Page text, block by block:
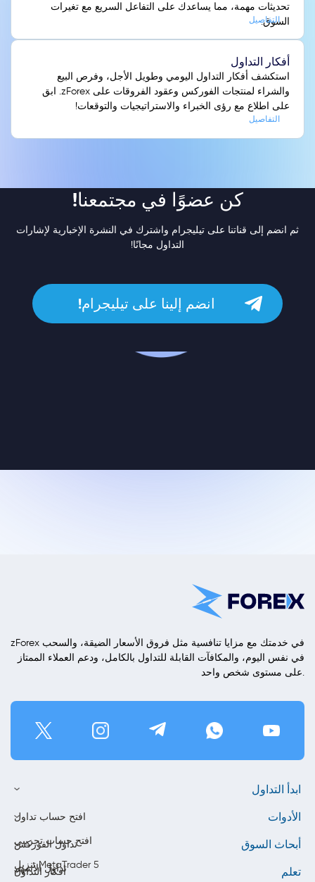
تحديثات مهمة، مما يساعدك على التفاعل السريع مع تغيرات
السوق.
التفاصيل
أفكار التداول
استكشف أفكار التداول اليومي وطويل الأجل، وفرص البيع
والشراء لمنتجات الفوركس وعقود الفروقات على zForex. ابق
على اطلاع مع رؤى الخبراء والاستراتيجيات والتوقعات!
التفاصيل
كن عضوًا في مجتمعنا!
ثم انضم إلى قناتنا على تيليجرام واشترك في النشرة الإخبارية لإشارات
التداول مجانًا!
انضم إلينا على تيليجرام!
zForex في خدمتك مع مزايا تنافسية مثل فروق الأسعار الضيقة، والسحب
في نفس اليوم، والمكافآت القابلة للتداول بالكامل، ودعم العملاء الممتاز
على مستوى شخص واحد.
ابدأ التداول
افتح حساب تداول
افتح حساب تجريبي
تنزيل MetaTrader 5
الأدوات
تداول الفوركس
تداول الأسهم
أبحاث السوق
أفكار التداول
تعلم